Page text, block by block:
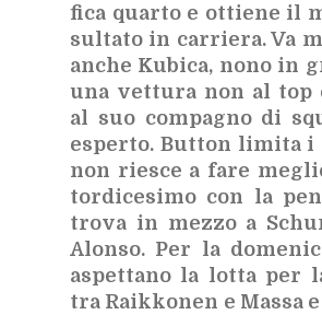
fi­ca quar­to e ot­tie­ne il
sul­ta­to in car­rie­ra. Va
an­che Ku­bi­ca, nono in
una vet­tu­ra non al top
al suo com­pa­gno di
esper­to. But­ton li­mi­ta i
non rie­sce a fare
tor­di­ce­si­mo con la
tro­va in mez­zo a
Alon­so. Per la
aspet­ta­no la lot­ta per
tra Raik­ko­nen e Mas­sa